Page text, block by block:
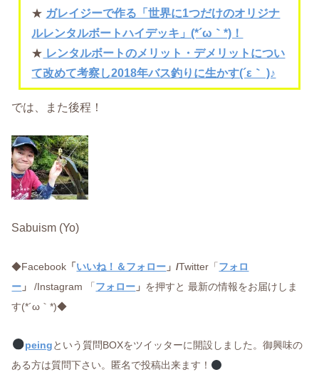
★ ガレイジーで作る「世界に1つだけのオリジナ
ルレンタルボートハイデッキ」(*´ω｀*)！
★ レンタルボートのメリット・デメリットについ
て改めて考察し2018年バス釣りに生かす(´ε｀ )♪
では、また後程！
Sabuism (Yo)
◆Facebook 「 いいね！＆フォロー 」/Twitter「 フォロ
ー 」/Instagram 「 フォロー 」 を押すと 最新の情報をお届けしま
す(*´ω｀*)◆
peingという質問BOXをツイッターに開設しました。御興味の
ある方は質問下さい。匿名で投稿出来ます！